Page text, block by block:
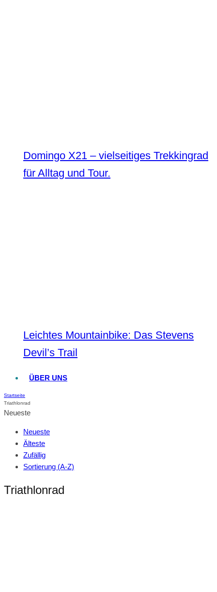
Domingo X21 – vielseitiges Trekkingrad
für Alltag und Tour.
Leichtes Mountainbike: Das Stevens
Devil’s Trail
ÜBER UNS
Startseite
Triathlonrad
Neueste
Neueste
Älteste
Zufällig
Sortierung (A-Z)
Triathlonrad